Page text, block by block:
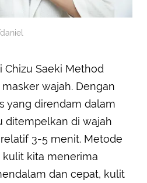
Chizu Saeki Method
wajah. Dengan
yang direndam dalam
ditempelkan di wajah
3-5 menit. Metode
kita menerima
dan cepat, kulit